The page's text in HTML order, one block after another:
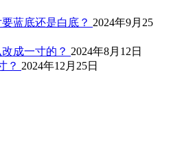
蓝底还是白底？ 2024年9月25
成一寸的？ 2024年8月12日
？ 2024年12月25日